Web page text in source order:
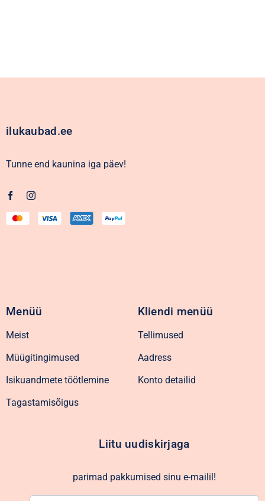
ilukaubad.ee
Tunne end kaunina iga päev!
Menüü
Meist
Müügitingimused
Isikuandmete töötlemine
Tagastamisõigus
Kliendi menüü
Tellimused
Aadress
Konto detailid
Liitu uudiskirjaga
parimad pakkumised sinu e-mailil!